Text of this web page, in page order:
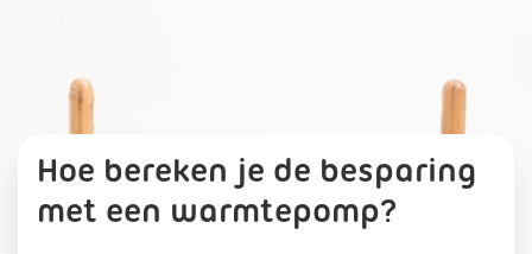
Hoe bereken je de besparing
met een warmtepomp?